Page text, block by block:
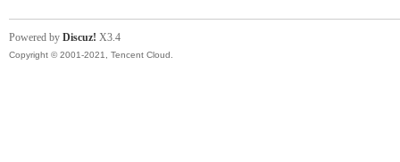
Powered by Discuz! X3.4
Copyright © 2001-2021, Tencent Cloud.